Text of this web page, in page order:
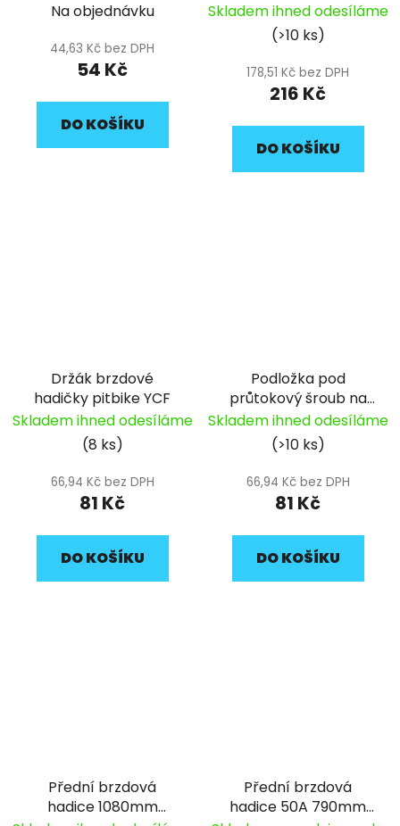
Na objednávku
44,63 Kč bez DPH
54 Kč
DO KOŠÍKU
Skladem ihned odesíláme
(>10 ks)
178,51 Kč bez DPH
216 Kč
DO KOŠÍKU
Držák brzdové
hadičky pitbike YCF
Skladem ihned odesíláme
(8 ks)
66,94 Kč bez DPH
81 Kč
DO KOŠÍKU
Podložka pod
průtokový šroub na
brzdovou hadici
průměr 10mm pitbike
Skladem ihned odesíláme
(>10 ks)
66,94 Kč bez DPH
81 Kč
DO KOŠÍKU
Přední brzdová
hadice 1080mm
Přední brzdová
hadice 50A 790mm